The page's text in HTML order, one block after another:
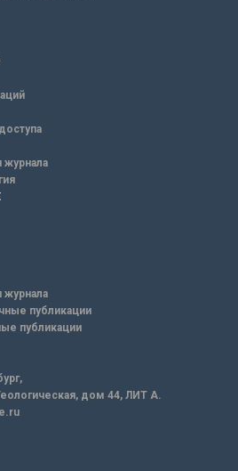
журнала
журнала
публикации
публикации
дом 44, ЛИТ А.